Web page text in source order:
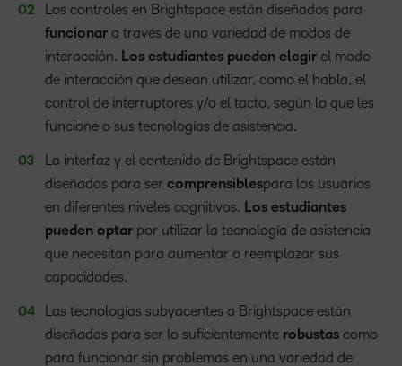
Los controles en Brightspace están diseñados para
funcionar a través de una variedad de modos de
interacción. Los estudiantes pueden elegir el modo
de interacción que desean utilizar, como el habla, el
control de interruptores y/o el tacto, según lo que les
funcione o sus tecnologías de asistencia.
La interfaz y el contenido de Brightspace están
diseñados para ser comprensiblespara los usuarios
en diferentes niveles cognitivos. Los estudiantes
pueden optar por utilizar la tecnología de asistencia
que necesitan para aumentar o reemplazar sus
capacidades.
Las tecnologías subyacentes a Brightspace están
diseñadas para ser lo suficientemente robustas como
para funcionar sin problemas en una variedad de